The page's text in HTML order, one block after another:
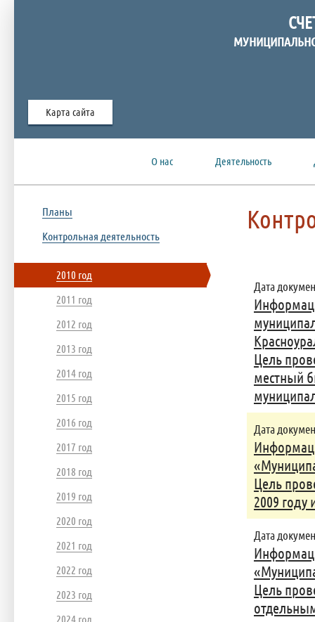
Карта сайта
О нас Деятельность
Дата
Цель
местный
Дата
Цель
2009 году
Дата
Цель
Планы
Контрольная деятельность
2010 год
2011 год
2012 год
2013 год
2014 год
2015 год
2016 год
2017 год
2018 год
2019 год
2020 год
2021 год
2022 год
2023 год
2024 год